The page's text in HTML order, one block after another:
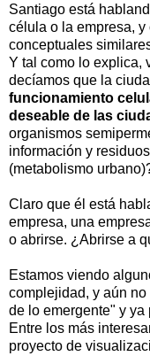
Santiago está
célula o la empresa,
conceptuales
Y tal como lo explica,
decíamos que la
funcionamiento
deseable de las
organismos
información y
(metabolismo
Claro que él está
empresa, una
o abrirse. ¿Abrirse a
Estamos viendo
complejidad, y aún
de lo emergente" y ya
Entre los más
proyecto de